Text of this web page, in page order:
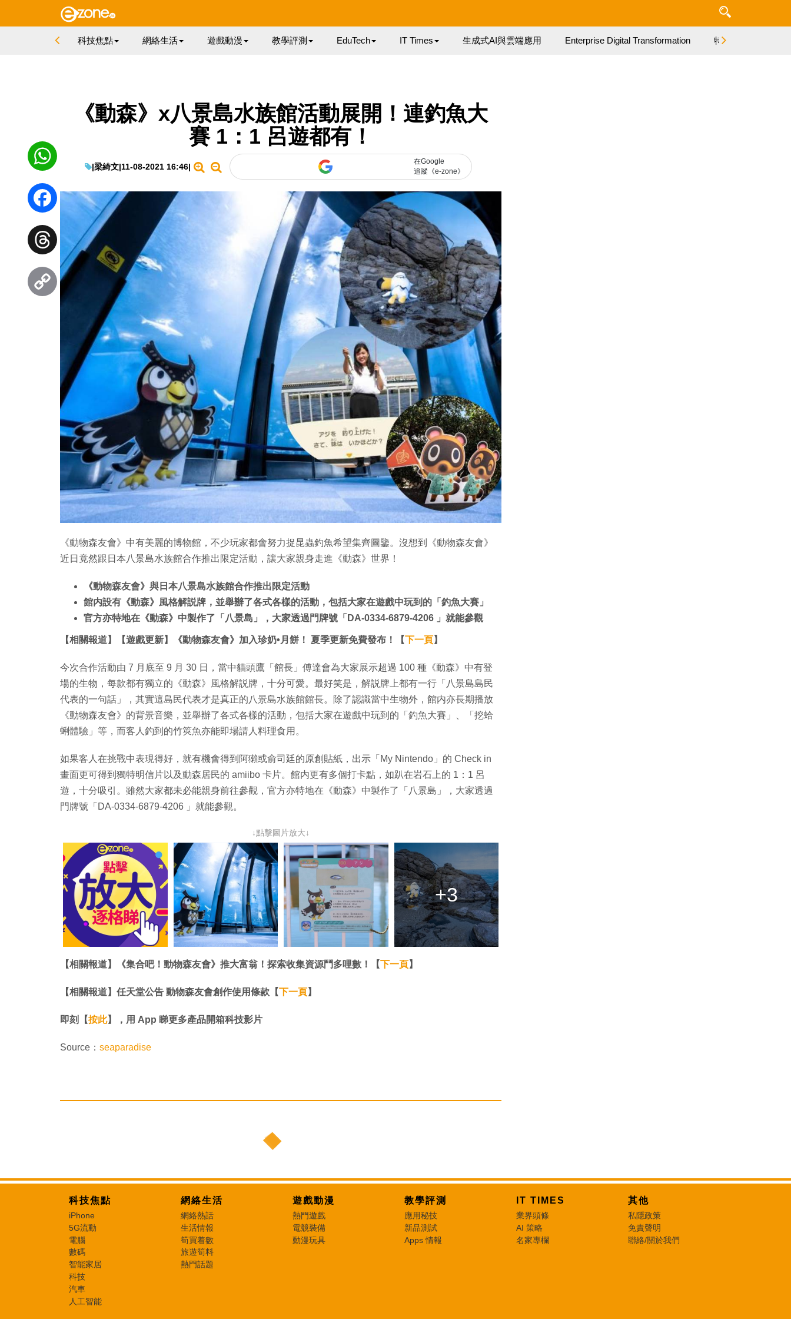
科技焦點 網絡生活 遊戲動漫 教學評測 EduTech IT Times 生成式AI與雲端應用 Enterprise Digital Transformation 特集
《動森》x八景島水族館活動展開！連釣魚大
賽 1：1 呂遊都有！
|梁綺文|11-08-2021 16:46|
在Google
追蹤《e-zone》
《動物森友會》中有美麗的博物館，不少玩家都會努力捉昆蟲釣魚希望集齊圖鑒。沒想到《動物森友會》
近日竟然跟日本八景島水族館合作推出限定活動，讓大家親身走進《動森》世界！
《動物森友會》與日本八景島水族館合作推出限定活動
館内設有《動森》風格解説牌，並舉辦了各式各樣的活動，包括大家在遊戲中玩到的「釣魚大賽」
官方亦特地在《動森》中製作了「八景島」，大家透過門牌號「DA-0334-6879-4206 」就能參觀
【相關報道】【遊戲更新】《動物森友會》加入珍奶•月餅！ 夏季更新免費發布！【下一頁】
今次合作活動由 7 月底至 9 月 30 日，當中貓頭鷹「館長」傅達會為大家展示超過 100 種《動森》中有登
場的生物，每款都有獨立的《動森》風格解説牌，十分可愛。最好笑是，解説牌上都有一行「八景島島民
代表的一句話」，其實這島民代表才是真正的八景島水族館館長。除了認識當中生物外，館内亦長期播放
《動物森友會》的背景音樂，並舉辦了各式各樣的活動，包括大家在遊戲中玩到的「釣魚大賽」、「挖蛤
蜊體驗」等，而客人釣到的竹筴魚亦能即場請人料理食用。
如果客人在挑戰中表現得好，就有機會得到阿獺或俞司廷的原創貼紙，出示「My Nintendo」的 Check in
畫面更可得到獨特明信片以及動森居民的 amiibo 卡片。館内更有多個打卡點，如趴在岩石上的 1：1 呂
遊，十分吸引。雖然大家都未必能親身前往參觀，官方亦特地在《動森》中製作了「八景島」，大家透過
門牌號「DA-0334-6879-4206 」就能參觀。
↓點擊圖片放大↓
+3
【相關報道】《集合吧！動物森友會》推大富翁！探索收集資源鬥多哩數！【下一頁】
【相關報道】任天堂公告 動物森友會創作使用條款【下一頁】
即刻【按此】，用 App 睇更多產品開箱科技影片
Source： seaparadise
WhatsApp
Facebook
Threads
科技焦點
iPhone
5G流動
電腦
數碼
智能家居
科技
汽車
人工智能
網絡生活
網絡熱話
生活情報
筍買着數
旅遊筍料
熱門話題
遊戲動漫
熱門遊戲
電競裝備
動漫玩具
教學評測
應用秘技
新品測試
Apps 情報
IT TIMES
業界頭條
AI 策略
名家專欄
其他
私隱政策
免責聲明
聯絡/關於我們